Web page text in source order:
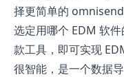
择更简单的
选定用哪个 EDM 软
款工具，即可实现
很智能，是一个数据